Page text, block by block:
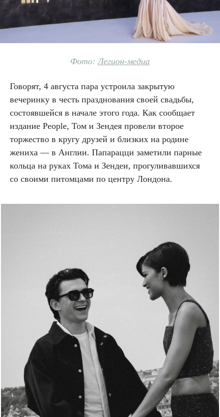
Фото:Легион-медиа
Говорят, 4 августа пара устроила закрытую
вечеринку в честь празднования своей свадьбы,
состоявшейся в начале этого года. Как сообщает
издание People, Том и Зендея провели второе
торжество в кругу друзей и близких на родине
жениха — в Англии. Папарацци заметили парные
кольца на руках Тома и Зендеи, прогуливавшихся
со своими питомцами по центру Лондона.